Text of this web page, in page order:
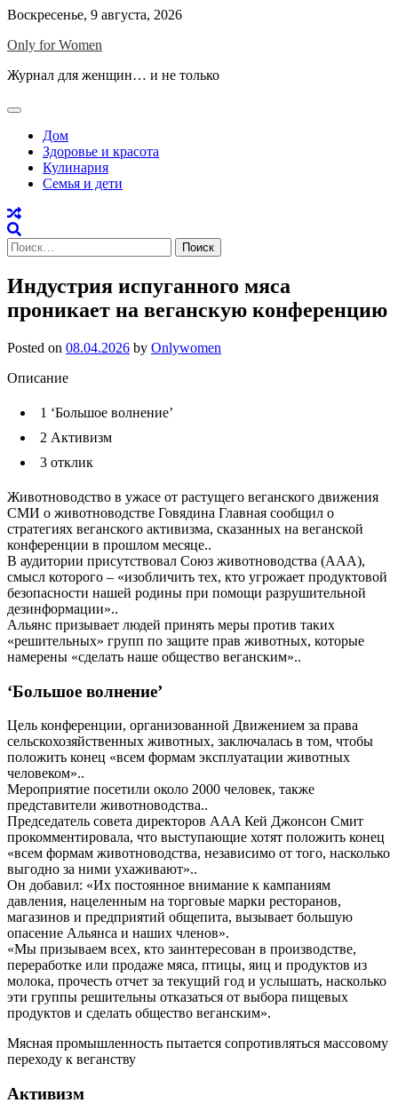
Skip
content
Воскресенье, 9 августа, 2026
Only for Women
Журнал для женщин… и не только
Дом
Здоровье и красота
Кулинария
Семья и дети
Найти:
Индустрия испуганного мяса
проникает на веганскую конференцию
Posted on 08.04.2026 by Onlywomen
Описание
1 ‘Большое волнение’
2 Активизм
3 отклик
Животноводство в ужасе от растущего веганского движения
СМИ о животноводстве Говядина Главная сообщил о
стратегиях веганского активизма, сказанных на веганской
конференции в прошлом месяце..
В аудитории присутствовал Союз животноводства (AAA),
смысл которого – «изобличить тех, кто угрожает продуктовой
безопасности нашей родины при помощи разрушительной
дезинформации»..
Альянс призывает людей принять меры против таких
«решительных» групп по защите прав животных, которые
намерены «сделать наше общество веганским»..
‘Большое волнение’
Цель конференции, организованной Движением за права
сельскохозяйственных животных, заключалась в том, чтобы
положить конец «всем формам эксплуатации животных
человеком»..
Мероприятие посетили около 2000 человек, также
представители животноводства..
Председатель совета директоров AAA Кей Джонсон Смит
прокомментировала, что выступающие хотят положить конец
«всем формам животноводства, независимо от того, насколько
выгодно за ними ухаживают»..
Он добавил: «Их постоянное внимание к кампаниям
давления, нацеленным на торговые марки ресторанов,
магазинов и предприятий общепита, вызывает большую
опасение Альянса и наших членов».
«Мы призываем всех, кто заинтересован в производстве,
переработке или продаже мяса, птицы, яиц и продуктов из
молока, прочесть отчет за текущий год и услышать, насколько
эти группы решительны отказаться от выбора пищевых
продуктов и сделать общество веганским».
Мясная промышленность пытается сопротивляться массовому
переходу к веганству
Активизм